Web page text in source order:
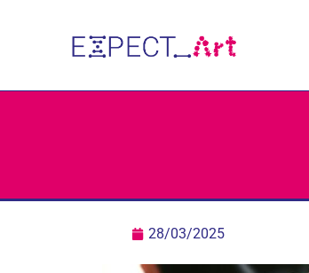
28/03/2025